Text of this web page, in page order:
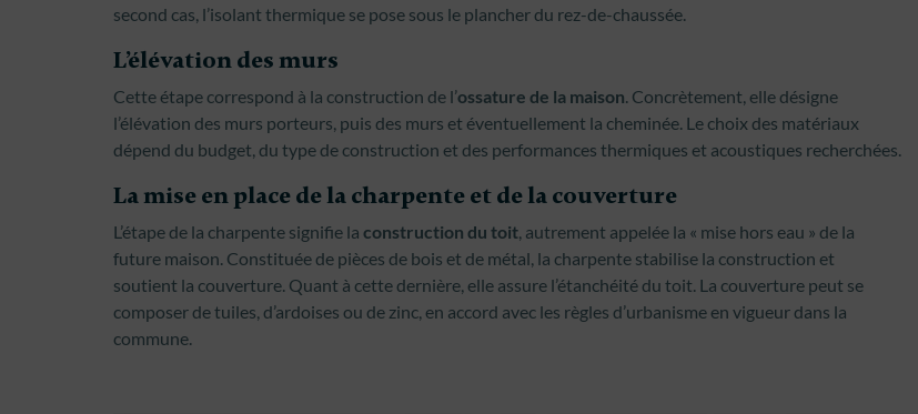
second cas, l’isolant thermique se pose sous le plancher du rez-de-chaussée.
L’élévation des murs
Cette étape correspond à la construction de l’ossature de la maison. Concrètement, elle désigne
l’élévation des murs porteurs, puis des murs et éventuellement la cheminée. Le choix des matériaux
dépend du budget, du type de construction et des performances thermiques et acoustiques recherchées.
La mise en place de la charpente et de la couverture
L’étape de la charpente signifie la construction du toit, autrement appelée la « mise hors eau » de la
future maison. Constituée de pièces de bois et de métal, la charpente stabilise la construction et
soutient la couverture. Quant à cette dernière, elle assure l’étanchéité du toit. La couverture peut se
composer de tuiles, d’ardoises ou de zinc, en accord avec les règles d’urbanisme en vigueur dans la
commune.